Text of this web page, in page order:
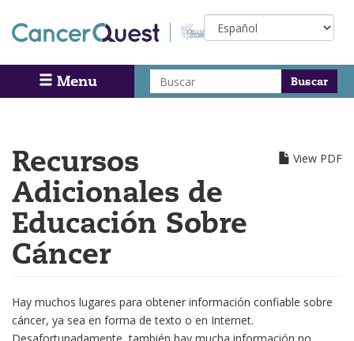
main
content
Select
your
Menu
Search
Buscar
View PDF
Recursos
Adicionales de
Educación Sobre
Cáncer
Hay muchos lugares para obtener información confiable sobre
cáncer, ya sea en forma de texto o en Internet.
Desafortunadamente, también hay mucha información no